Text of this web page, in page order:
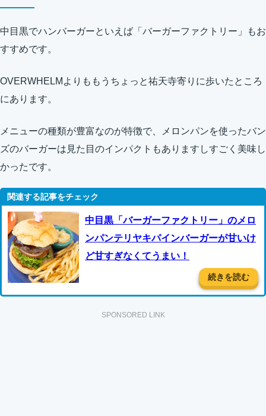
中目黒でハンバーガーといえば「バーガーファクトリー」もお
すすめです。
OVERWHELMよりももうちょっと祐天寺寄りに歩いたところ
にあります。
メニューの種類が豊富なのが特徴で、メロンパンを使ったバン
ズのバーガーは見た目のインパクトもありますしすごく美味し
かったです。
中目黒「バーガーファクトリー」のメロ
ンパンテリヤキパインバーガーが甘いけ
ど甘すぎなくてうまい！
続きを読む
SPONSORED LINK